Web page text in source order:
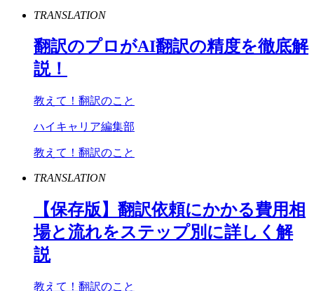
TRANSLATION
翻訳のプロがAI翻訳の精度を徹底解
説！
教えて！翻訳のこと
ハイキャリア編集部
教えて！翻訳のこと
TRANSLATION
【保存版】翻訳依頼にかかる費用相
場と流れをステップ別に詳しく解
説
教えて！翻訳のこと